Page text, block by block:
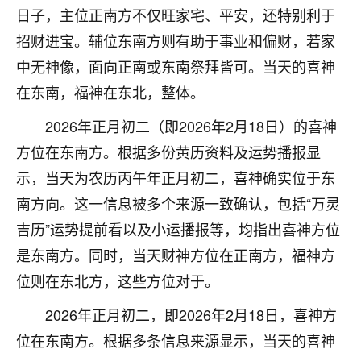
日子，主位正南方不仅旺家宅、平安，还特别利于
招财进宝。辅位东南方则有助于事业和偏财，若家
中无神像，面向正南或东南祭拜皆可。当天的喜神
在东南，福神在东北，整体。
2026年正月初二（即2026年2月18日）的喜神
方位在东南方。根据多份黄历资料及运势播报显
示，当天为农历丙午年正月初二，喜神确实位于东
南方向。这一信息被多个来源一致确认，包括“万灵
吉历”运势提前看以及小运播报等，均指出喜神方位
是东南方。同时，当天财神方位在正南方，福神方
位则在东北方，这些方位对于。
2026年正月初二，即2026年2月18日，喜神方
位在东南方。根据多条信息来源显示，当天的喜神
鹿森：是的，其实跟老师聊过之后，最大的感
触，首先就是心态会变好，万般皆是命，半点
不由人！
1天前 来自四川
金白水清
我也想找老师看看，有没有人给个联系方式的啊？
鹿森 ：慧来老师微信：gjsy0624
1天前 来自江西 12
青春168
我也想要，我也想要！
2天前 来自山西
Jessica李